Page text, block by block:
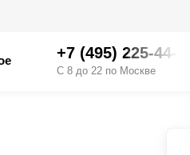
+7 (495) 225-44-XX
С 8 до 22 по Москве